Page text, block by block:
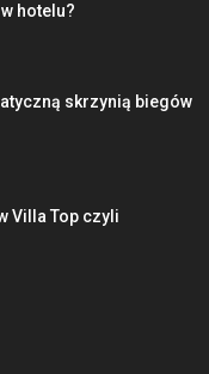
hotelu?
skrzynią biegów
Villa Top czyli